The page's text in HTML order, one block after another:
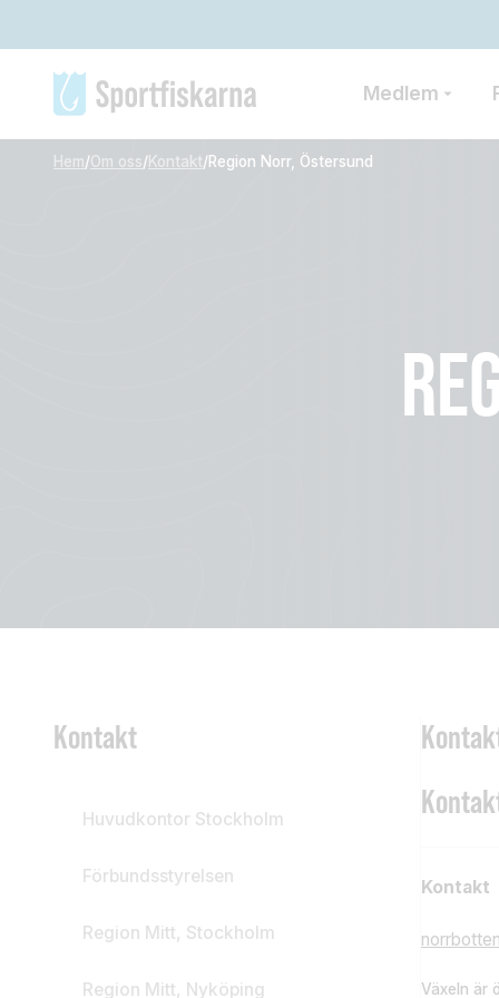
Medlem
Hem/Om oss/Kontakt/Region Norr, Östersund
Kontakt
Huvudkontor Stockholm
Förbundsstyrelsen
Region Mitt, Stockholm
Region Mitt, Nyköping
Kontakt
Växeln är